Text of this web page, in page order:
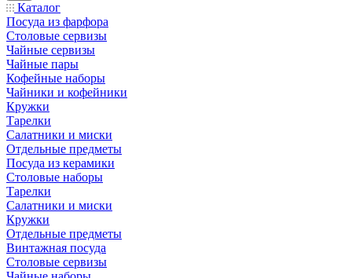
Каталог
Посуда из фарфора
Столовые сервизы
Чайные сервизы
Чайные пары
Кофейные наборы
Чайники и кофейники
Кружки
Тарелки
Салатники и миски
Отдельные предметы
Посуда из керамики
Столовые наборы
Тарелки
Салатники и миски
Кружки
Отдельные предметы
Винтажная посуда
Столовые сервизы